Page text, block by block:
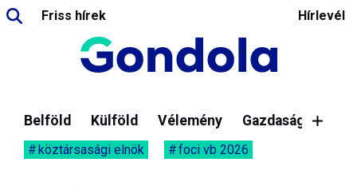
Friss hírek Hírlevél
Belföld Külföld Vélemény Gazdaság
köztársasági elnök foci vb 2026